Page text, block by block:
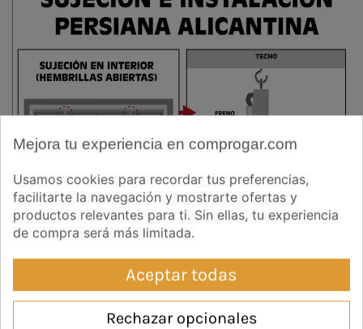
Mejora tu experiencia en comprogar.com
Usamos cookies para recordar tus preferencias,
facilitarte la navegación y mostrarte ofertas y
productos relevantes para ti. Sin ellas, tu experiencia
de compra será más limitada.
Aceptar todas
Rechazar opcionales